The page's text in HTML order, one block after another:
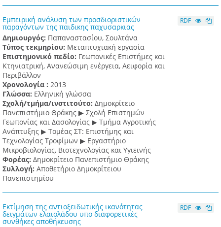
Εμπειρική ανάλυση των προσδιοριστικών
παραγόντων της παιδικης παχυσαρκιας
Δημιουργός: Παπαναστασίου, Σουλτάνα
Τύπος τεκμηρίου: Μεταπτυχιακή εργασία
Επιστημονικό πεδίο: Γεωπονικές Επιστήμες και
Κτηνιατρική, Ανανεώσιμη ενέργεια, Αειφορία και
Περιβάλλον
Χρονολογία : 2013
Γλώσσα: Ελληνική γλώσσα
Σχολή/τμήμα/ινστιτούτο: Δημοκρίτειο
Πανεπιστήμιο Θράκης ▶ Σχολή Επιστημών
Γεωπονίας και Δασολογίας ▶ Τμήμα Αγροτικής
Ανάπτυξης ▶ Τομέας ΣΤ: Επιστήμης και
Τεχνολογίας Τροφίμων ▶ Εργαστήριο
Μικροβιολογίας, Βιοτεχνολογίας και Υγιεινής
Φορέας: Δημοκρίτειο Πανεπιστήμιο Θράκης
Συλλογή: Αποθετήριο Δημοκρίτειου
Πανεπιστημίου
RDF
Εκτίμηση της αντιοξειδωτικής ικανότητας
δειγμάτων ελαιολάδου υπο διαφορετικές
συνθήκες αποθήκευσης
RDF